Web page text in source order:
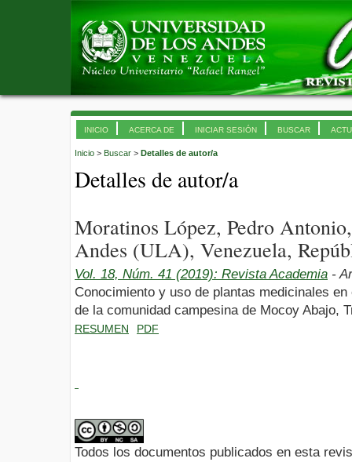
INICIO ACERCA DE INICIAR SESIÓN BUSCAR
Inicio > Buscar > Detalles de autor/a
Detalles de autor/a
Moratinos López, Pedro
Andes (ULA), Venezuela,
Vol. 18, Núm. 41 (2019): Revista Academia -
Conocimiento y uso de plantas medicinales
de la comunidad campesina de Mocoy Abajo,
RESUMEN PDF
Todos los documentos publicados en esta